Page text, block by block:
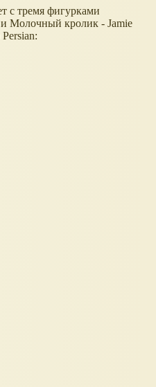
с тремя фигурками
Молочный кролик - Jamie